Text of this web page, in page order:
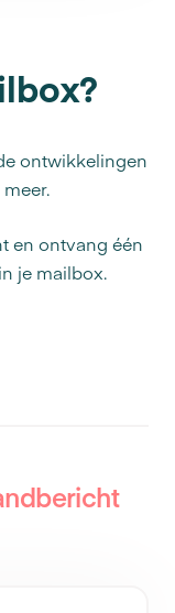
ontwikkelingen
en ontvang één
je mailbox.